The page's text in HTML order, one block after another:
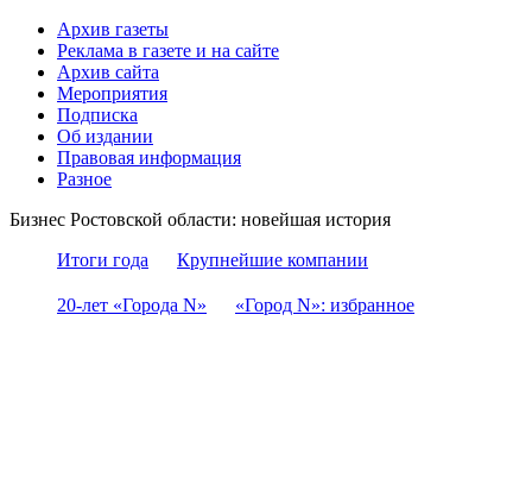
Архив газеты
Реклама в газете и на сайте
Архив сайта
Мероприятия
Подписка
Об издании
Правовая информация
Разное
Бизнес Ростовской области: новейшая история
Итоги года
Крупнейшие компании
20-лет «Города N» «Город N»: избранное